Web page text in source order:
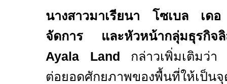
นางสาวมาเรียนา โซเบล เด
จัดการ และหัวหน้ากลุ่มธุรกิจ
Ayala Land กล่าวเพิ่มเติมว่
ต่อยอดศักยภาพของพื้นที่ให้เป็น